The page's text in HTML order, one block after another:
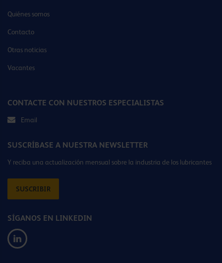
Quiénes somos
Contacto
Otras noticias
Vacantes
CONTACTE CON NUESTROS ESPECIALISTAS
Email
SUSCRÍBASE A NUESTRA NEWSLETTER
Y reciba una actualización mensual sobre la industria de los lubricantes
SUSCRIBIR
SÍGANOS EN LINKEDIN